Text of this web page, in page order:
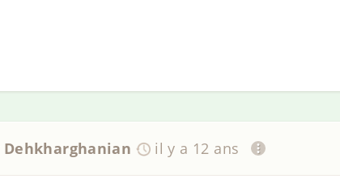
Dehkharghanian il y a 12 ans